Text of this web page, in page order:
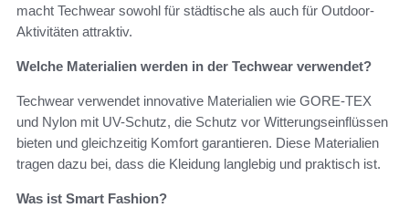
macht Techwear sowohl für städtische als auch für Outdoor-
Aktivitäten attraktiv.
Welche Materialien werden in der Techwear verwendet?
Techwear verwendet innovative Materialien wie GORE-TEX
und Nylon mit UV-Schutz, die Schutz vor Witterungseinflüssen
bieten und gleichzeitig Komfort garantieren. Diese Materialien
tragen dazu bei, dass die Kleidung langlebig und praktisch ist.
Was ist Smart Fashion?